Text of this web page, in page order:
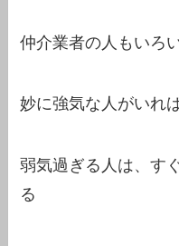
仲介業者の人もいろ
妙に強気な人がいれ
弱気過ぎる人は、す
る